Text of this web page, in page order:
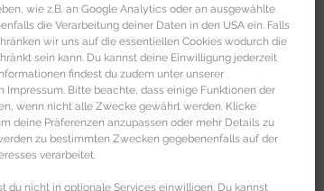
wie z.B. an Google Analytics oder an ausgewählte
die Verarbeitung deiner Daten in den USA ein. Falls
wir uns auf die essentiellen Cookies wodurch die
sein kann. Du kannst deine Einwilligung jederzeit
findest du zudem unter unserer
Impressum. Bitte beachte, dass einige Funktionen der
wenn nicht alle Zwecke gewährt werden. Klicke
deine Präferenzen anzupassen oder mehr Details zu
zu bestimmten Zwecken gegebenenfalls auf der
verarbeitet.
du nicht in optionale Services einwilligen. Du kannst